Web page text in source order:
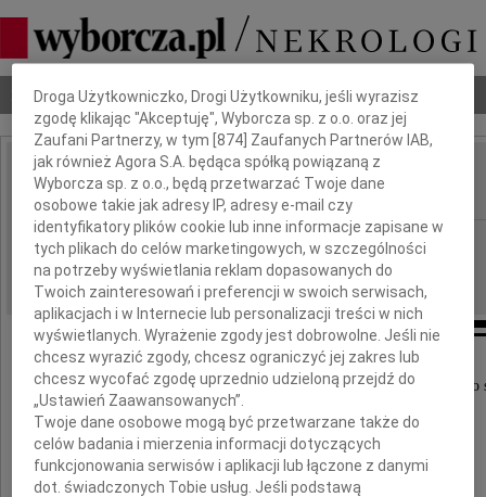
Nekrologi Odeszli Poradnik pogrzebowy
IMIĘ I NAZWISKO: Maria Kret
REGION: Kraków
DATA EMISJI: 12.06.2023
Z głębokim smutkiem i żalem przyjąłem wiadomość o
Marii Kret
Dbamy o Twoją prywatność
Droga Użytkowniczko, Drogi Użytkowniku, jeśli wyrazisz
zgodę klikając "Akceptuję", Wyborcza sp. z o.o. oraz jej
Zaufani Partnerzy, w tym [874 ] Zaufanych Partnerów IAB,
jak również Agora S.A. będąca spółką powiązaną z
Wyborcza sp. z o.o., będą przetwarzać Twoje dane
osobowe takie jak adresy IP, adresy e-mail czy
identyfikatory plików cookie lub inne informacje zapisane w
tych plikach do celów marketingowych, w szczególności
na potrzeby wyświetlania reklam dopasowanych do
Twoich zainteresowań i preferencji w swoich serwisach,
aplikacjach i w Internecie lub personalizacji treści w nich
wyświetlanych. Wyrażenie zgody jest dobrowolne. Jeśli nie
chcesz wyrazić zgody, chcesz ograniczyć jej zakres lub
chcesz wycofać zgodę uprzednio udzieloną przejdź do
„Ustawień Zaawansowanych”.
Twoje dane osobowe mogą być przetwarzane także do
celów badania i mierzenia informacji dotyczących
funkcjonowania serwisów i aplikacji lub łączone z danymi
dot. świadczonych Tobie usług. Jeśli podstawą